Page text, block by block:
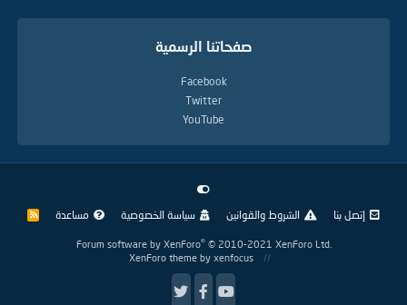
صفحاتنا الرسمية
Facebook
Twitter
YouTube
إتصل بنا الشروط والقوانين سياسة الخصوصية مساعدة
R
Forum software by XenForo® © 2010-2021 XenForo Ltd.
XenForo theme by xenfocus